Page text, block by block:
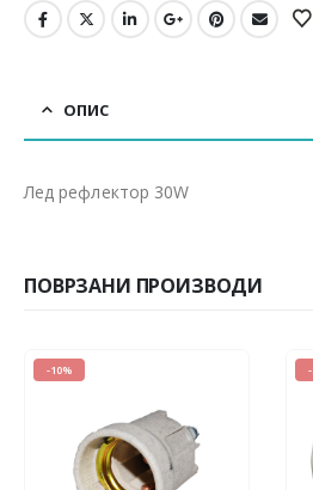
ОПИС
Лед рефлектор 30W
ПОВРЗАНИ ПРОИЗВОДИ
-10%